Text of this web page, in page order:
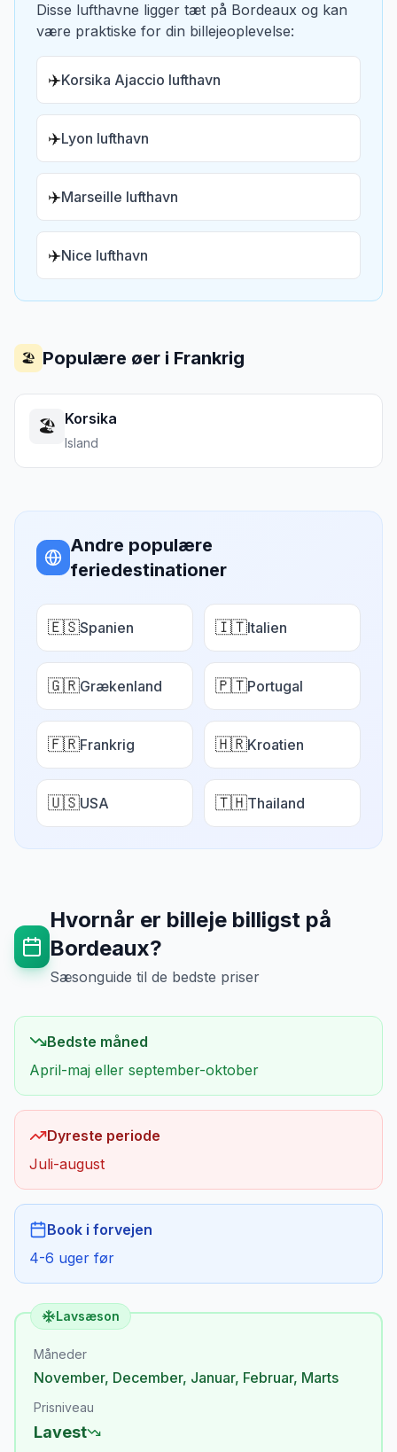
Disse lufthavne ligger tæt på Bordeaux og kan
være praktiske for din billejeoplevelse:
✈️Korsika Ajaccio lufthavn
✈️Lyon lufthavn
✈️Marseille lufthavn
✈️Nice lufthavn
🏖️ Populære øer i Frankrig
🏖️ Korsika
Island
Andre populære
feriedestinationer
🇪🇸Spanien 🇮🇹Italien
🇬🇷Grækenland 🇵🇹Portugal
🇫🇷Frankrig 🇭🇷Kroatien
🇺🇸USA 🇹🇭Thailand
Hvornår er billeje billigst på
Bordeaux?
Sæsonguide til de bedste priser
Bedste måned
April-maj eller september-oktober
Dyreste periode
Juli-august
Book i forvejen
4-6 uger før
Lavsæson
Måneder
November, December, Januar, Februar, Marts
Prisniveau
Lavest